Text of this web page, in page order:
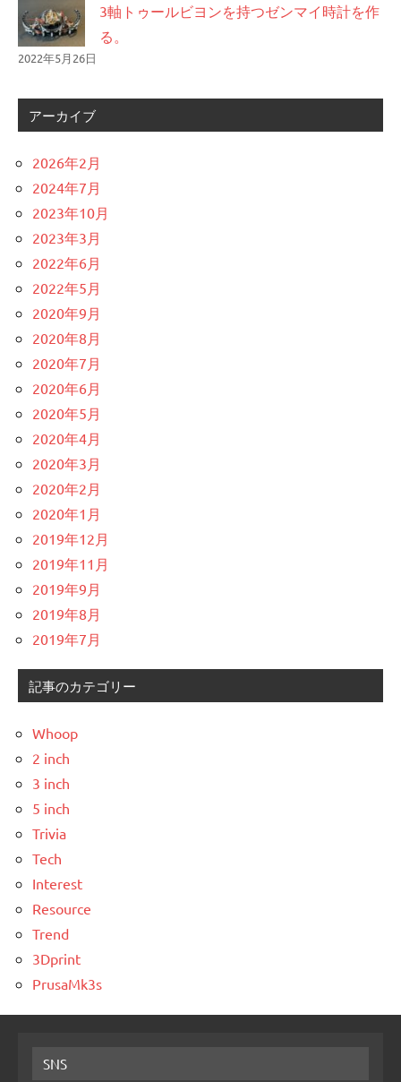
3軸トゥールビヨンを持つゼンマイ時計を作
る。
2022年5月26日
アーカイブ
2026年2月
2024年7月
2023年10月
2023年3月
2022年6月
2022年5月
2020年9月
2020年8月
2020年7月
2020年6月
2020年5月
2020年4月
2020年3月
2020年2月
2020年1月
2019年12月
2019年11月
2019年9月
2019年8月
2019年7月
記事のカテゴリー
Whoop
2 inch
3 inch
5 inch
Trivia
Tech
Interest
Resource
Trend
3Dprint
PrusaMk3s
SNS